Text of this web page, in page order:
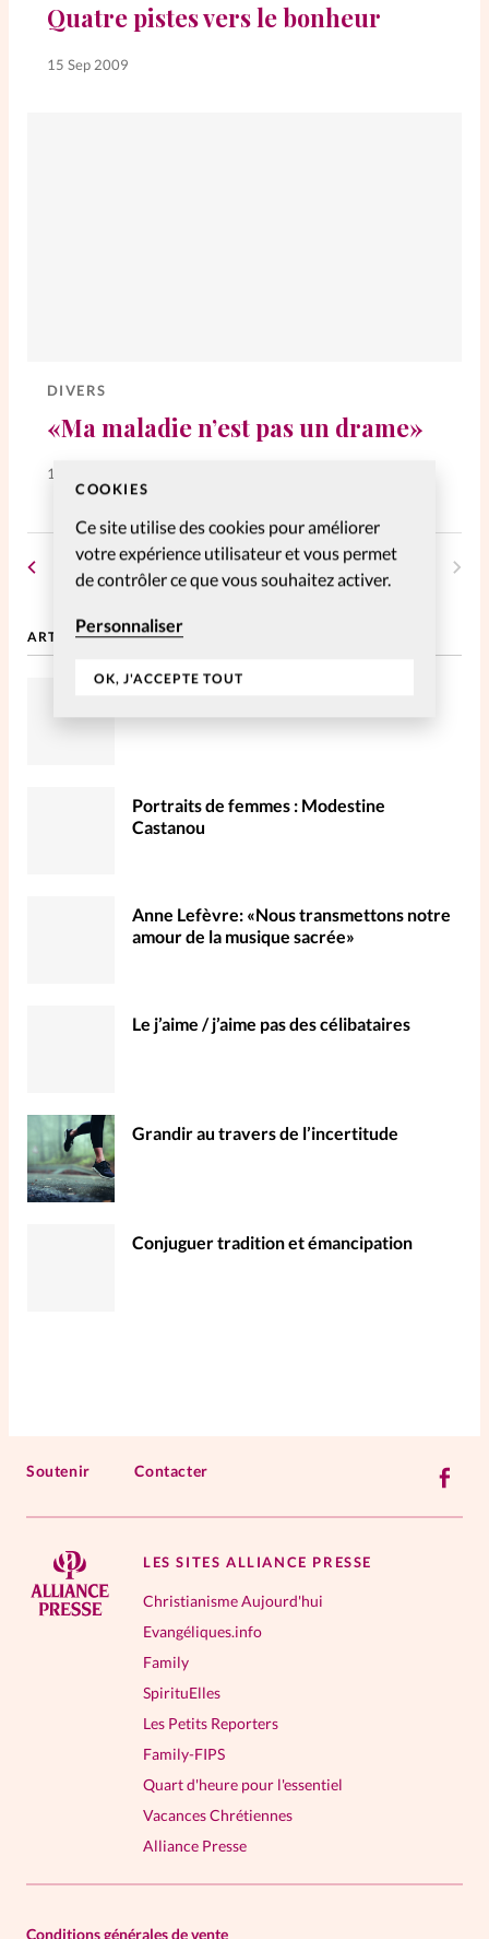
COOKIES
Ce site utilise des cookies pour améliorer
votre expérience utilisateur et vous permet
de contrôler ce que vous souhaitez activer.
Personnaliser
OK, J'ACCEPTE TOUT
La rédaction
Mon compte
Changement d'adresse
Nous contacter
Quatre pistes vers le bonheur
15 Sep 2009
DIVERS
«Ma maladie n’est pas un drame»
18 Mai 2009
… 4 5 6
ARTICLES LES PLUS LUS
Portraits de femmes : Modestine
Castanou
Anne Lefèvre: «Nous transmettons notre
amour de la musique sacrée»
Le j’aime / j’aime pas des célibataires
Grandir au travers de l’incertitude
Conjuguer tradition et émancipation
Soutenir Contacter
LES SITES ALLIANCE PRESSE
Christianisme Aujourd'hui
Evangéliques.info
Family
SpirituElles
Les Petits Reporters
Family-FIPS
Quart d'heure pour l'essentiel
Vacances Chrétiennes
Alliance Presse
Conditions générales de vente